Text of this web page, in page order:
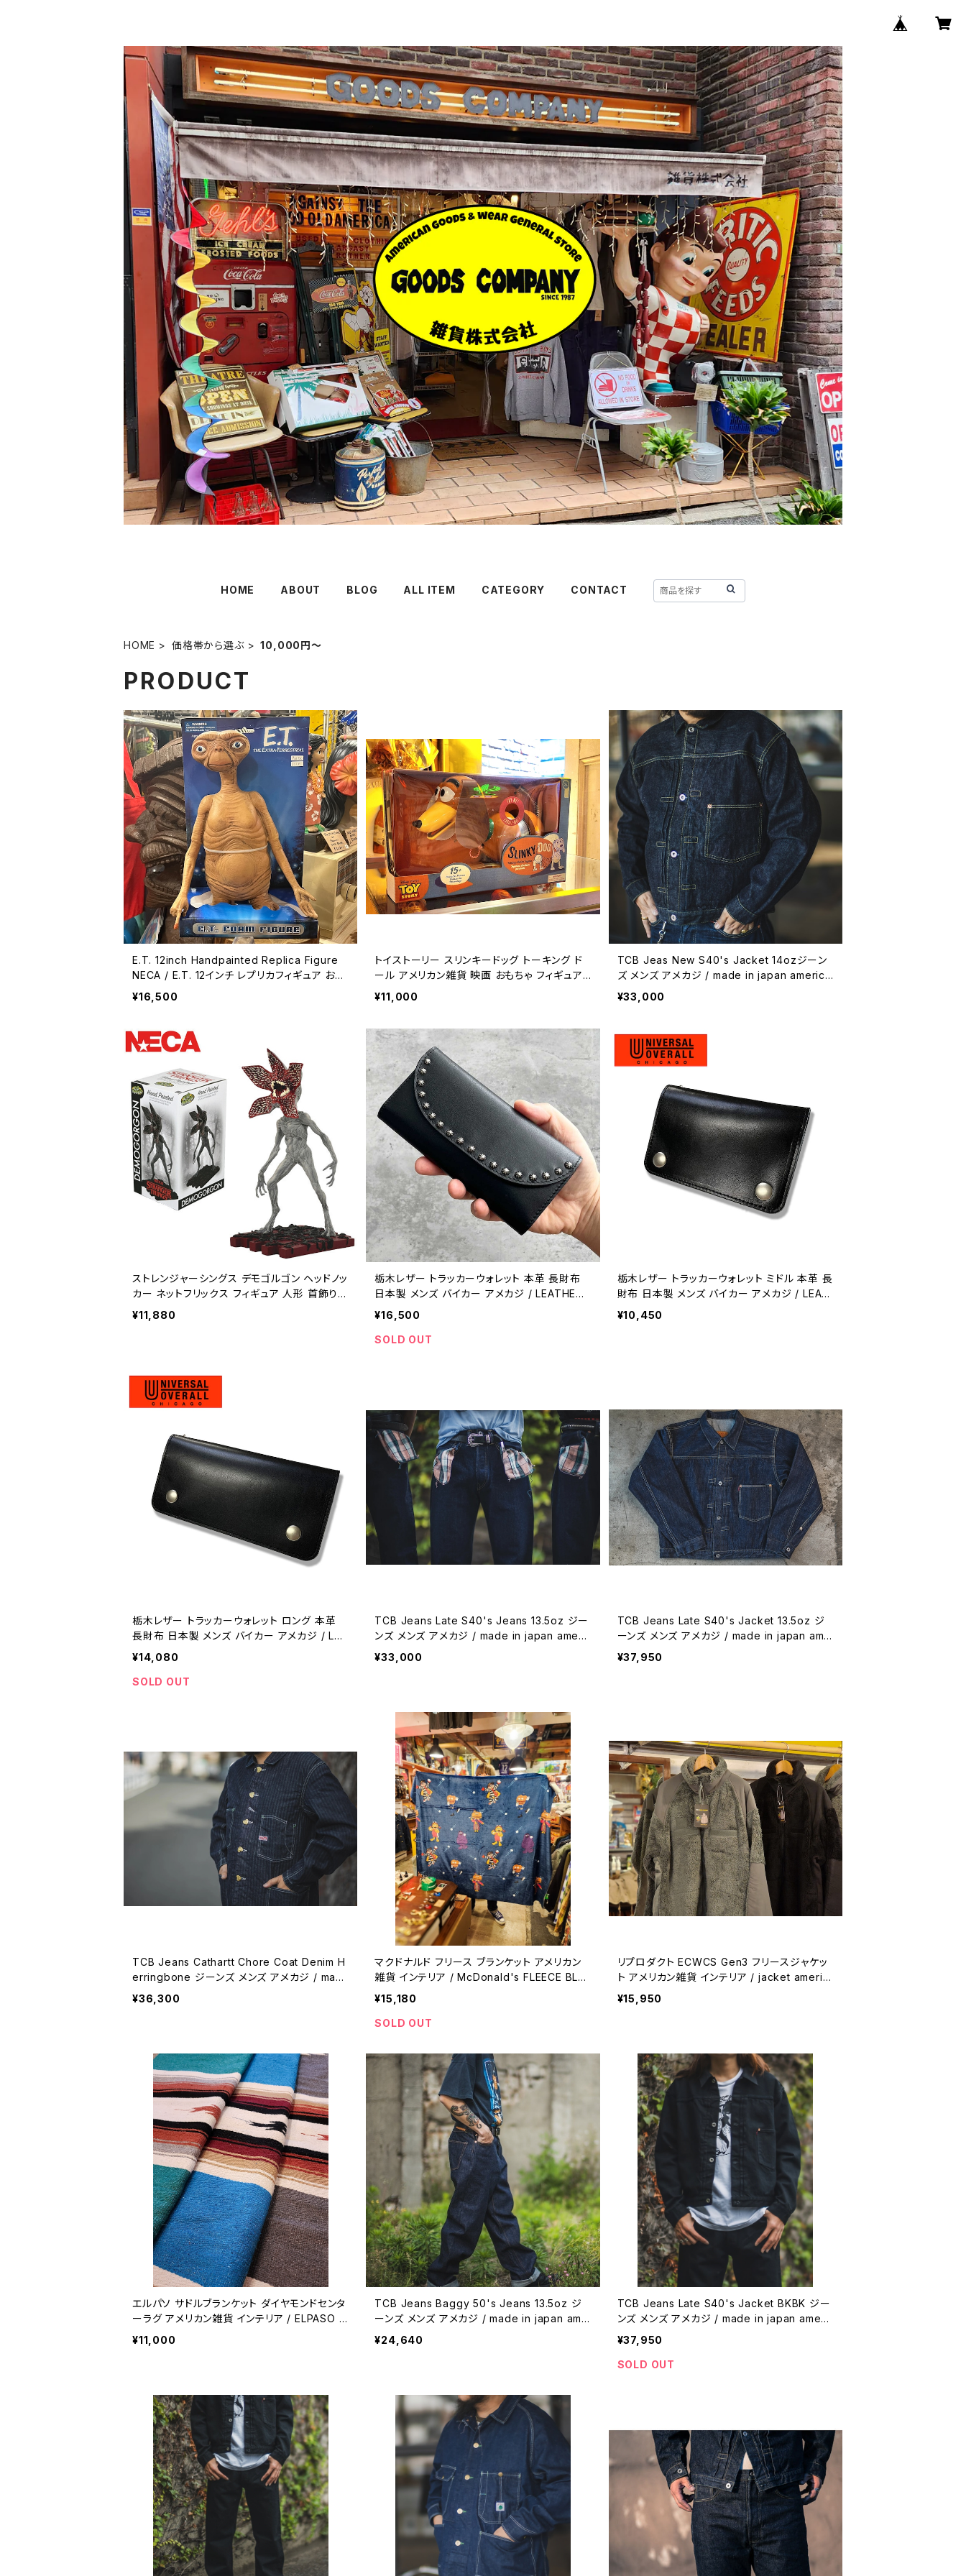
HOME ABOUT BLOG ALL ITEM CATEGORY CONTACT
HOME 価格帯から選ぶ 10,000円～
PRODUCT
E.T. 12inch Handpainted Replica Figure
NECA / E.T. 12インチ レプリカフィギュア おも
ちゃ アメリカン雑貨 コレクション ネカ社 【B23
¥16,500
トイストーリー スリンキードッグ トーキング ド
ール アメリカン雑貨 映画 おもちゃ フィギュア /
TOY STORY SLINKY DOG TALKING DOLL
american collectible figure【B298】
¥11,000
TCB Jeas New S40's Jacket 14ozジーン
ズ メンズ アメカジ / made in japan america
n casual 【K222】
¥33,000
ストレンジャーシングス デモゴルゴン ヘッドノッ
カー ネットフリックス フィギュア 人形 首飾り人
形 おもちゃ アメリカン雑貨 海外 コレクション
ディスプレイ / STRANGER THINGS DEMOG
¥11,880
栃木レザー トラッカーウォレット 本革 長財布
日本製 メンズ バイカー アメカジ / LEATHER
TRUCKER WALLET genuine leather truck
er wallet made in Japan biker wallet for
men 【J023】
¥16,500
SOLD OUT
栃木レザー トラッカーウォレット ミドル 本革 長
財布 日本製 メンズ バイカー アメカジ / LEAT
HER TRUCKER WALLET MIDDLE genuine l
eather trucker wallet made in Japan bik
¥10,450
栃木レザー トラッカーウォレット ロング 本革
長財布 日本製 メンズ バイカー アメカジ / LEA
THER TRUCKER WALLET LONG genuine l
eather trucker wallet made in Japan bik
er wallet for men 【J021】
¥14,080
SOLD OUT
TCB Jeans Late S40's Jeans 13.5oz ジー
ンズ メンズ アメカジ / made in japan ameri
can casual 【L024】
¥33,000
TCB Jeans Late S40's Jacket 13.5oz ジ
ーンズ メンズ アメカジ / made in japan ame
rican casual 【K211】
¥37,950
TCB Jeans Cathartt Chore Coat Denim H
erringbone ジーンズ メンズ アメカジ / mad
e in japan american casual 【K210】
¥36,300
マクドナルド フリース ブランケット アメリカン
雑貨 インテリア / McDonald's FLEECE BLA
NKET home decor collectible gift 【A88
¥15,180
SOLD OUT
リプロダクト ECWCS Gen3 フリースジャケッ
ト アメリカン雑貨 インテリア / jacket americ
an casual 【K209】
¥15,950
エルパソ サドルブランケット ダイヤモンドセンタ
ーラグ アメリカン雑貨 インテリア / ELPASO S
ADDLE BLANKET DIAMOND CENTER RUG
floor mat home decor entry mat 【A769】
¥11,000
TCB Jeans Baggy 50's Jeans 13.5oz ジ
ーンズ メンズ アメカジ / made in japan ame
rican casual 【L023】
¥24,640
TCB Jeans Late S40's Jacket BKBK ジー
ンズ メンズ アメカジ / made in japan ameri
can casual 【K205】
¥37,950
SOLD OUT